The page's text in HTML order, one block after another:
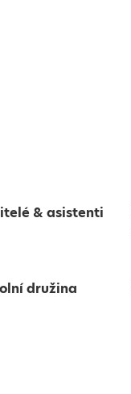
& asistenti
družina